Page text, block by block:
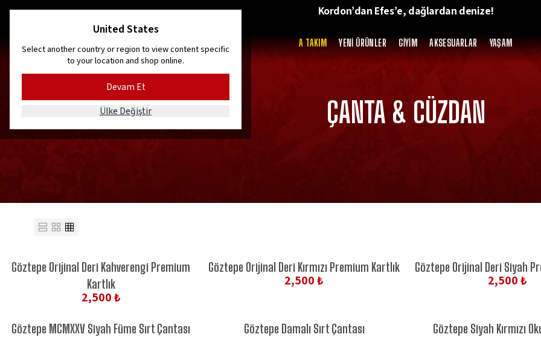
United States
Select another country or region to view content specific
to your location and shop online.
Devam Et
Ülke Değiştir
ŞİMDİ SATIŞTA! Kordon’dan Efes’e, dağlardan denize!
A TAKIM YENİ ÜRÜNLER GİYİM AKSESUARLAR YAŞAM
ÇANTA & CÜZDAN
Göztepe Orijinal Deri Kahverengi Premium
Kartlık
2,500 ₺
Göztepe Orijinal Deri Kırmızı Premium Kartlık
2,500 ₺
Göztepe Orijinal Deri Siyah
2,500 ₺
Göztepe MCMXXV Siyah Füme Sırt Çantası Göztepe Damalı Sırt Çantası Göztepe Siyah Kırmızı